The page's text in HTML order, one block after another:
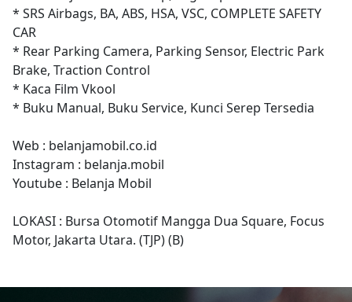
* SRS Airbags, BA, ABS, HSA, VSC, COMPLETE SAFETY
CAR
* Rear Parking Camera, Parking Sensor, Electric Park
Brake, Traction Control
* Kaca Film Vkool
* Buku Manual, Buku Service, Kunci Serep Tersedia
Web : belanjamobil.co.id
Instagram : belanja.mobil
Youtube : Belanja Mobil
LOKASI : Bursa Otomotif Mangga Dua Square, Focus
Motor, Jakarta Utara. (TJP) (B)